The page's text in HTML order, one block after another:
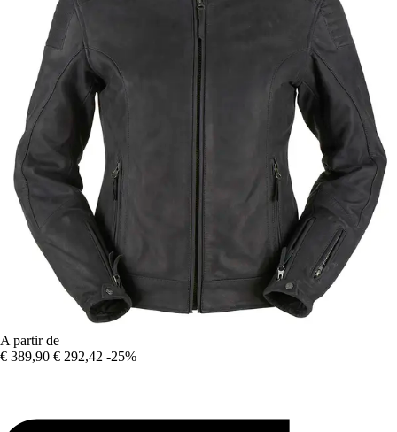
A partir de
€ 389,90 € 292,42 -25%